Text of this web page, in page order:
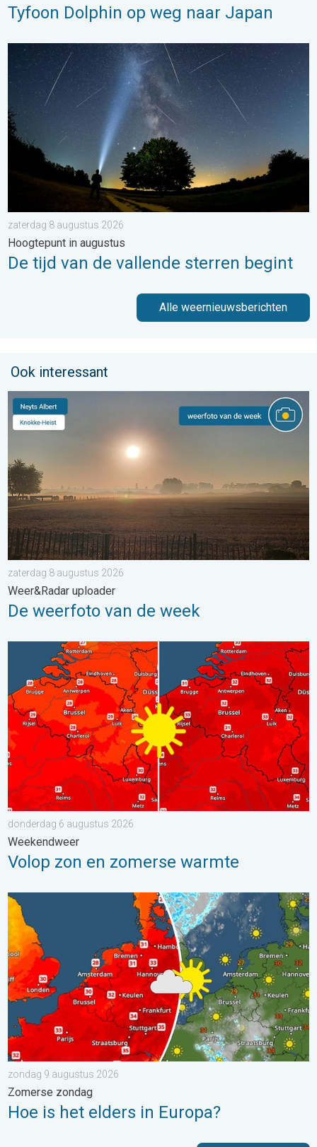
Tyfoon Dolphin op weg naar Japan
De tijd van de vallende sterren begint. Hoogtepunt in
zaterdag 8 augustus 2026
Hoogtepunt in augustus
De tijd van de vallende sterren begint
Alle weernieuwsberichten
Ook interessant
De weerfoto van de week. Weer&Radar uploader. . . zaterdag
zaterdag 8 augustus 2026
Weer&Radar uploader
De weerfoto van de week
Volop zon en zomerse warmte. Weekendweer. . . donderdag
donderdag 6 augustus 2026
Weekendweer
Volop zon en zomerse warmte
Hoe is het elders in Europa?. Zomerse zondag. . . zondag 9
zondag 9 augustus 2026
Zomerse zondag
Hoe is het elders in Europa?